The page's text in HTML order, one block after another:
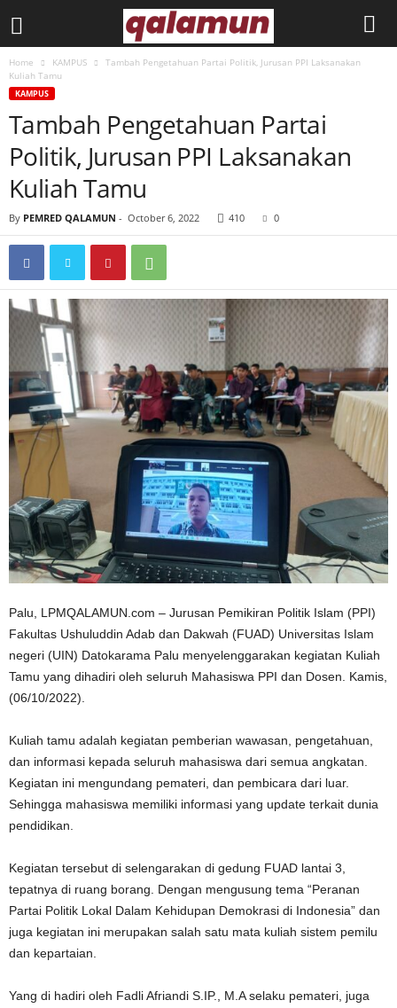
Home KAMPUS
Tambah Pengetahuan Partai Politik, Jurusan PPI Laksanakan
Kuliah Tamu
KAMPUS
Tambah Pengetahuan Partai
Politik, Jurusan PPI Laksanakan
Kuliah Tamu
By PEMRED QALAMUN - October 6, 2022 410 0
Palu, LPMQALAMUN.com – Jurusan Pemikiran Politik Islam (PPI)
Fakultas Ushuluddin Adab dan Dakwah (FUAD) Universitas Islam
negeri (UIN) Datokarama Palu menyelenggarakan kegiatan Kuliah
Tamu yang dihadiri oleh seluruh Mahasiswa PPI dan Dosen. Kamis,
(06/10/2022).
Kuliah tamu adalah kegiatan pemberian wawasan, pengetahuan,
dan informasi kepada seluruh mahasiswa dari semua angkatan.
Kegiatan ini mengundang pemateri, dan pembicara dari luar.
Sehingga mahasiswa memiliki informasi yang update terkait dunia
pendidikan.
Kegiatan tersebut di selengarakan di gedung FUAD lantai 3,
tepatnya di ruang borang. Dengan mengusung tema “Peranan
Partai Politik Lokal Dalam Kehidupan Demokrasi di Indonesia” dan
juga kegiatan ini merupakan salah satu mata kuliah sistem pemilu
dan kepartaian.
Yang di hadiri oleh Fadli Afriandi S.IP., M.A selaku pemateri, juga